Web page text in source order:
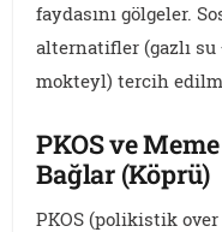
faydasını gölgeler.
alternatifler (gazlı
mokteyl) tercih
PKOS ve
Bağlar (Köprü)
PKOS (polikistik